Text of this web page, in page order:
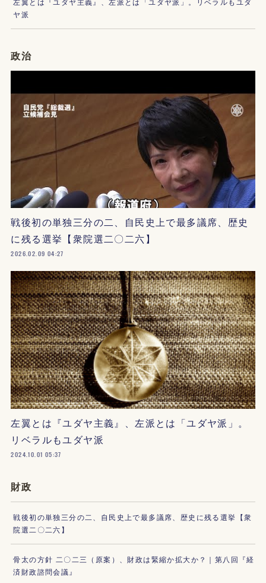
ヤ派
政治
戦後初の単独三分の二、自民史上で最多議席、歴史
に残る選挙【衆院選二〇二六】
2026.02.09 04:27
左翼とは『ユダヤ主義』、左派とは「ユダヤ派」。
リベラルもユダヤ派
2024.10.01 05:37
財政
戦後初の単独三分の二、自民史上で最多議席、歴史に残る選挙【衆
院選二〇二六】
骨太の方針 二〇二三（原案）、財政は緊縮か拡大か？｜第八回『経
済財政諮問会議』